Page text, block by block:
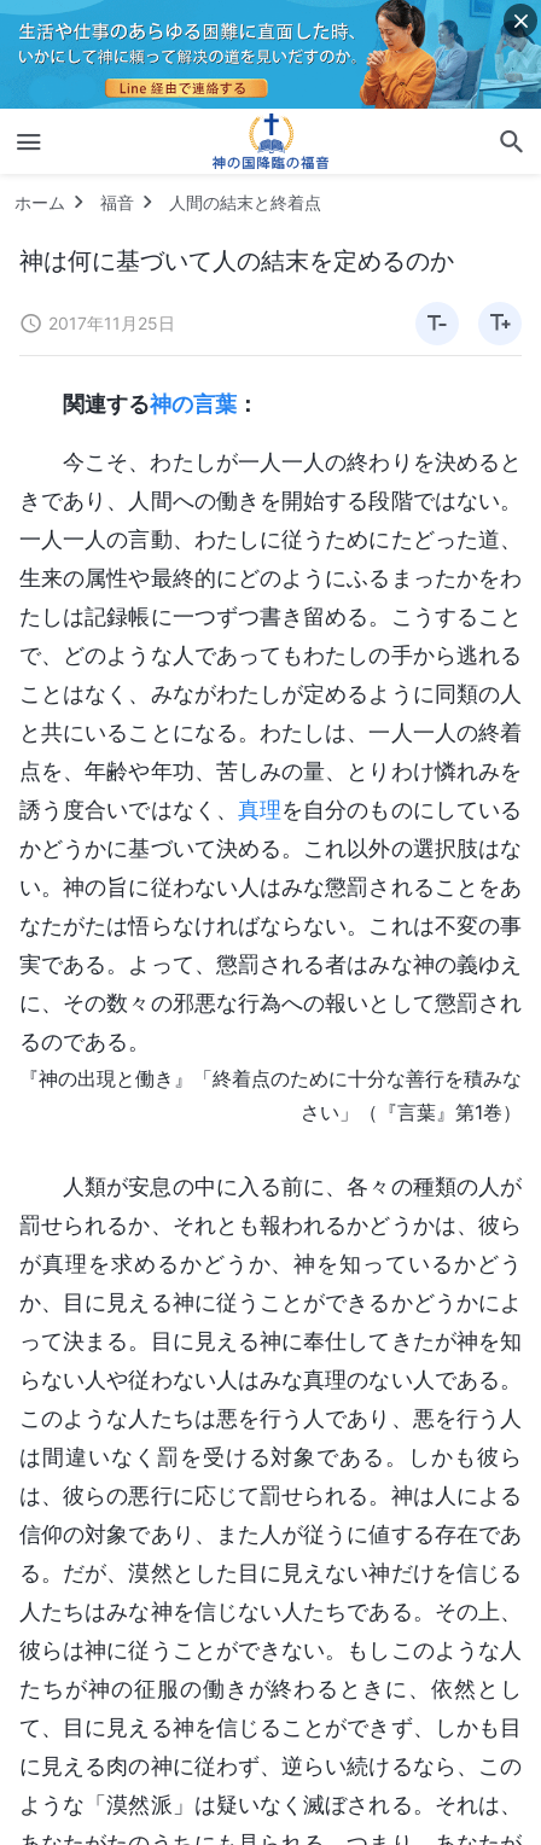
ホーム 福音 人間の結末と終着点
神は何に基づいて人の結末を定めるのか
2017年11月25日
関連する神の言葉 ：
今こそ、わたしが一人一人の終わりを決めると
きであり、人間への働きを開始する段階ではない。
一人一人の言動、わたしに従うためにたどった道、
生来の属性や最終的にどのようにふるまったかをわ
たしは記録帳に一つずつ書き留める。こうすること
で、どのような人であってもわたしの手から逃れる
ことはなく、みながわたしが定めるように同類の人
と共にいることになる。わたしは、一人一人の終着
点を、年齢や年功、苦しみの量、とりわけ憐れみを
誘う度合いではなく、 真理を自分のものにしている
かどうかに基づいて決める。これ以外の選択肢はな
い。神の旨に従わない人はみな懲罰されることをあ
なたがたは悟らなければならない。これは不変の事
実である。よって、懲罰される者はみな神の義ゆえ
に、その数々の邪悪な行為への報いとして懲罰され
るのである。
『神の出現と働き』「終着点のために十分な善行を積みな
さい」（『言葉』第1巻）
人類が安息の中に入る前に、各々の種類の人が
罰せられるか、それとも報われるかどうかは、彼ら
が真理を求めるかどうか、神を知っているかどう
か、目に見える神に従うことができるかどうかによ
って決まる。目に見える神に奉仕してきたが神を知
らない人や従わない人はみな真理のない人である。
このような人たちは悪を行う人であり、悪を行う人
は間違いなく罰を受ける対象である。しかも彼ら
は、彼らの悪行に応じて罰せられる。神は人による
信仰の対象であり、また人が従うに値する存在であ
る。だが、漠然とした目に見えない神だけを信じる
人たちはみな神を信じない人たちである。その上、
彼らは神に従うことができない。もしこのような人
たちが神の征服の働きが終わるときに、依然とし
て、目に見える神を信じることができず、しかも目
に見える肉の神に従わず、逆らい続けるなら、この
ような「漠然派」は疑いなく滅ぼされる。それは、